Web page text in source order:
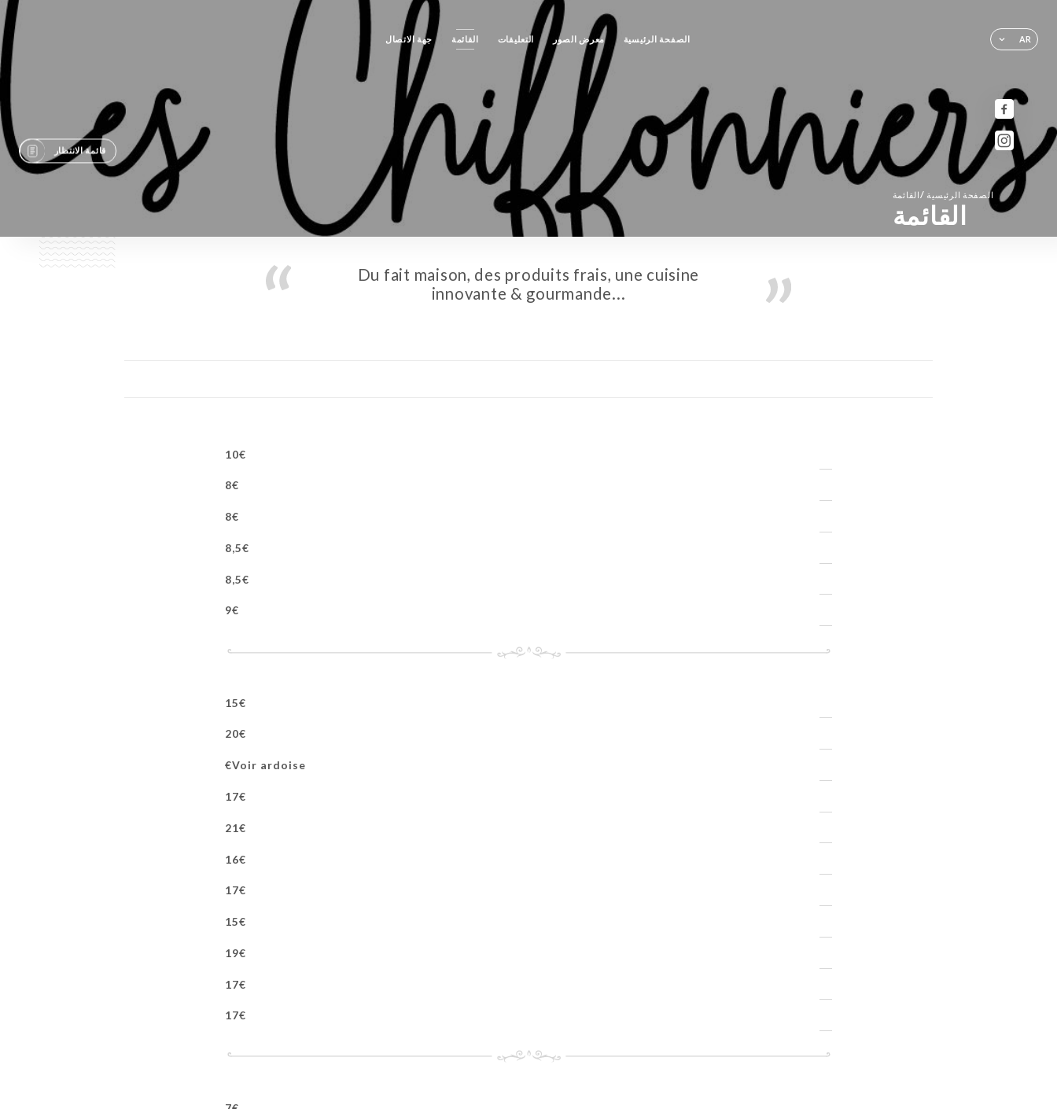
AR الصفحة الرئيسية معرض الصور التعليقات القائمة جهة الاتصال
قائمة الانتظار
الصفحة الرئيسية / القائمة
القائمة
Du fait maison, des produits frais, une cuisine
innovante & gourmande...
10€
8€
8€
8,5€
8,5€
9€
15€
20€
Voir ardoise€
17€
21€
16€
17€
15€
19€
17€
17€